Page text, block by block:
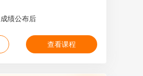
成绩公布后
查看课程